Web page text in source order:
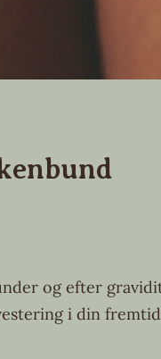
og efter
i din